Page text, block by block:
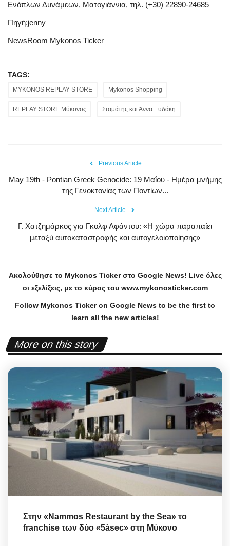
Ενόπλων Δυνάμεων, Ματογιάννια, τηλ. (+30) 22890-24685
Πηγή:jenny
NewsRoom Mykonos Ticker
TAGS:
MYKONOS REPLAY STORE Mykonos Shopping
REPLAY STORE Μύκονος Σταμάτης και Άννα Ξυδάκη
Previous Article
May 19th - Pontian Greek Genocide: 19 Μαΐου - Ημέρα μνήμης
της Γενοκτονίας των Ποντίων...
Next Article
Γ. Χατζημάρκος για Γκολφ Αφάντου: «Η χώρα παραπαίει
μεταξύ αυτοκαταστροφής και αυτογελοιοποίησης»
Ακολούθησε το Mykonos Tickerστο Google News! Liveόλες
οι εξελίξεις, με το κύρος του www.mykonosticker.com
Follow Mykonos Ticker on Google News to be the first to
learn all the new articles!
More on this story
Στην «Nammos Restaurant by the Sea» τo
franchise των δύο «5àsec» στη Μύκονο